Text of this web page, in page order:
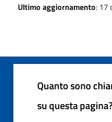
Ultimo aggiornamento: 17
Quanto sono
su questa